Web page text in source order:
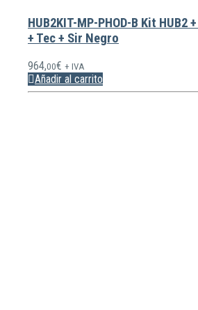
HUB2KIT-MP-PHOD-B Kit HUB2
+ Tec + Sir Negro
964,00€ + IVA
Añadir al carrito